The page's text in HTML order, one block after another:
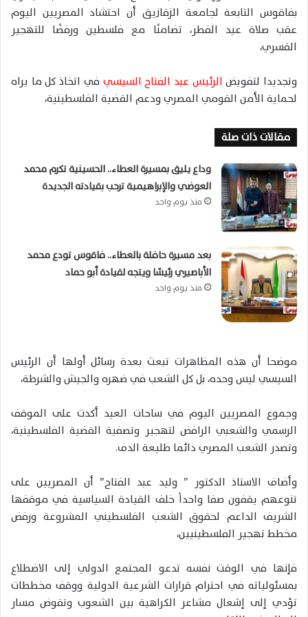
بفاقوس التابعة لجامعة الزقازيق أن احتشاد المصريين اليوم
عقب صلاة عيد الفطر، تضامنًا مع فلسطين ورفضًا للتهجير
القسري،
وتجديدا لتفويضالرئيس عبد الفتاح السيسي في اتخاذ كل ما يراه
لحماية الأمن القومي المصري ودعم القضية الفلسطينية،
مقالات ذات صلة
وداع يليق بمسيرة العطاء.. الحسينية تكرم محمد
العوضي والإبراهيمية ترحب بقيادته الجديدة
منذ يوم واحد
بعد مسيرة حافلة بالعطاء.. فاقوس تودع محمد
الأباصيري رئيسًا ويتجه لقيادة أبو حماد
منذ يوم واحد
موضحا أن هذه المظاهرات تبعث بعدة رسائل أولها أن الرئيس
السيسي ليس وحده، بل كل الشعب في ضهره والجيش والشرطة،
وجموع المصريين اليوم في ساحات العيد أكدت على الموقف
الرسمي والشعبي الرافض لتهجير وتصفية القضية الفلسطينية،
وتصدر الشعب المصري دائما طليعة الدف.
وأضاف الاستاذ الدكتور ” وليد عبد الفتاح” أن المصريين على
تنوعهم يقفون صفا واحداً خلف القيادة السياسية في موقفها
الشريف الداعم لحقوق الشعب الفلسطيني المشروعة ورفض
مخطط تهجير الفلسطينيين،
فإنها في الوقت نفسه تدعو المجتمع الدولي إلى الاضطلاع
بمسئولياته في احترام قرارات الشرعية الدولية ووقف مخططات
تؤدي إلى إشعال مشاعر الكراهية بين الشعوب وتقوض مسار